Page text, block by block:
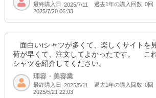
最終購入日 2025/7/11 過去1年の購入回数 0回
2025/7/20 06:33
面白いtシャツが多くて、楽しくサイト
荷が早くて、注文してよかったです。 こ
シャツを紹介してください。
理容・美容業
最終購入日 2025/5/11 過去1年の購入回数 0回
2025/5/21 22:03